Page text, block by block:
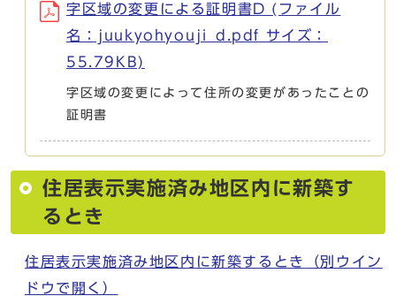
字区域の変更による証明書D (ファイル
名：juukyohyouji_d.pdf サイズ：
55.79KB)
字区域の変更によって住所の変更があったことの
証明書
住居表示実施済み地区内に新築す
るとき
住居表示実施済み地区内に新築するとき
（別ウイン
ドウで開く）